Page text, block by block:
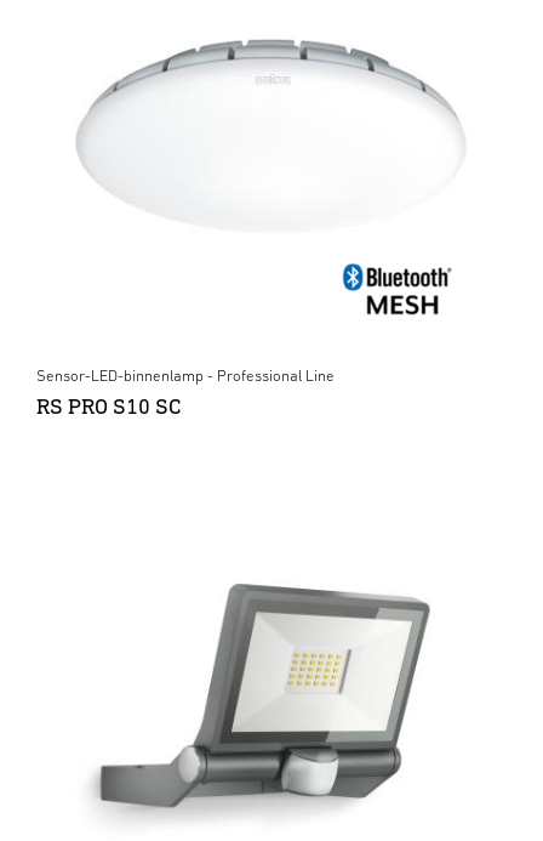
Sensor-LED-binnenlamp - Professional Line
RS PRO S10 SC